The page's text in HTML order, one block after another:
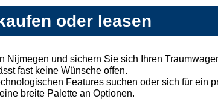
oder leasen
Nijmegen und sichern Sie sich Ihren
fast keine Wünsche offen.
Features suchen oder sich für ein
breite Palette an Optionen.